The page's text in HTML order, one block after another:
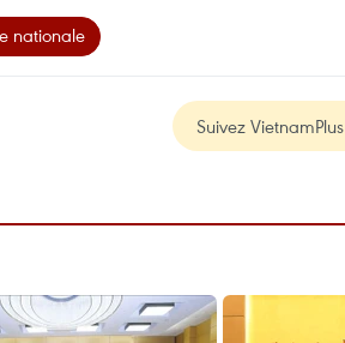
nationale
Suivez VietnamPlus